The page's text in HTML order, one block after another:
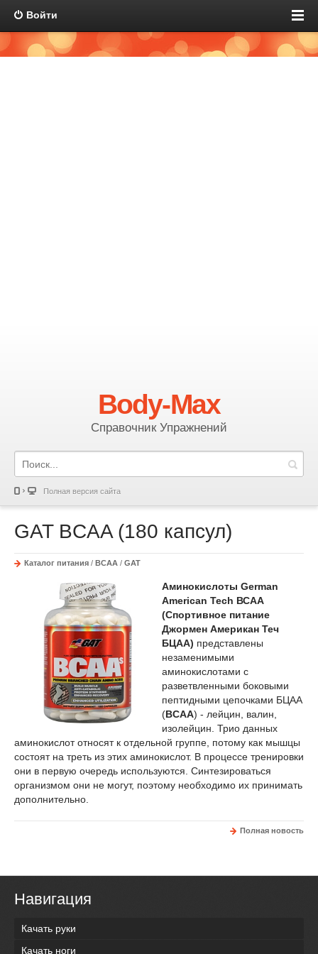
Войти
Body-Max
Справочник Упражнений
Полная версия сайта
GAT BCAA (180 капсул)
Каталог питания / ВСАА / GAT
Аминокислоты German
American Tech ВСАА
(Спортивное питание
Джормен Американ Теч
БЦАА) представлены
незаменимыми
аминокислотами с
разветвленными боковыми
пептидными цепочками БЦАА
(BCAA) - лейцин, валин,
изолейцин. Трио данных
аминокислот относят к отдельной группе, потому как мышцы
состоят на треть из этих аминокислот. В процессе тренировки
они в первую очередь используются. Синтезироваться
организмом они не могут, поэтому необходимо их принимать
дополнительно.
Полная новость
Навигация
Качать руки
Качать ноги